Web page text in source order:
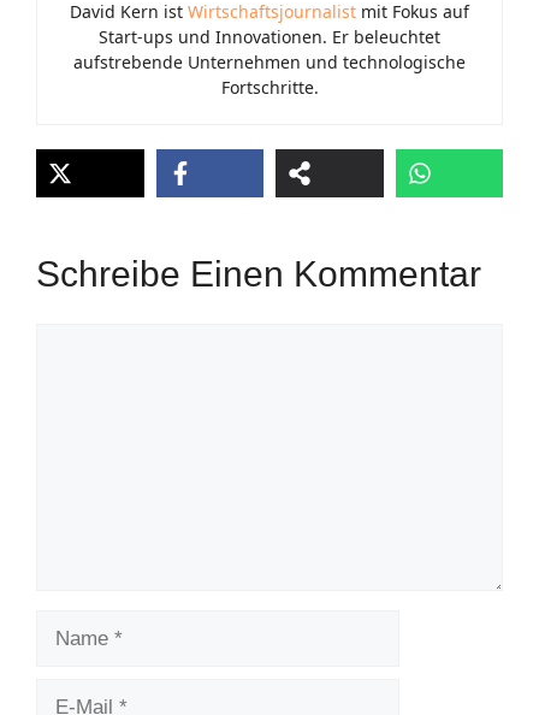
David Kern ist Wirtschaftsjournalist mit Fokus auf
Start-ups und Innovationen. Er beleuchtet
aufstrebende Unternehmen und technologische
Fortschritte.
Schreibe Einen Kommentar